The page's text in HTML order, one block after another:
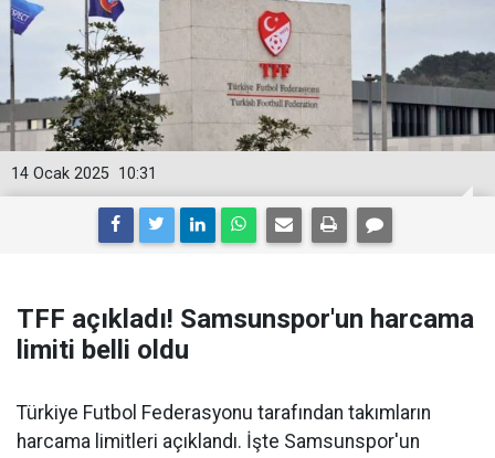
10:31
14 Ocak 2025
TFF açıkladı! Samsunspor'un harcama
limiti belli oldu
Türkiye Futbol Federasyonu tarafından takımların
harcama limitleri açıklandı. İşte Samsunspor'un